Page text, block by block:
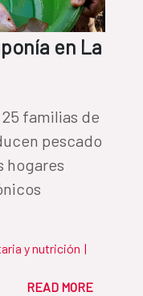
en La
25 familias de
pescado
hogares
y nutrición |
READ MORE